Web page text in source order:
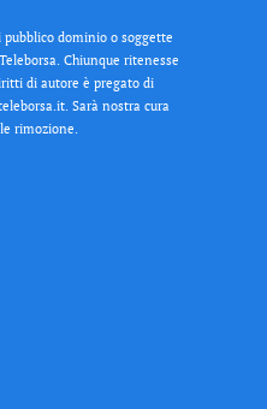
dominio o soggette
Chiunque ritenesse
di autore è pregato di
Sarà nostra cura
rimozione.